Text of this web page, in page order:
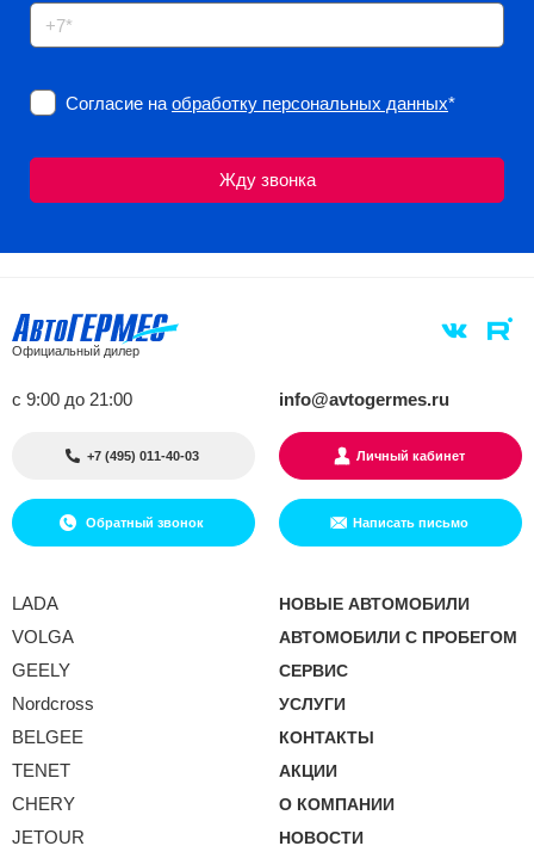
Согласие на обработку персональных данных*
Официальный дилер
с 9:00 до 21:00 info@avtogermes.ru
+7 (495) 011-40-03 Личный кабинет
Обратный звонок Написать письмо
LADA
VOLGA
GEELY
Nordcross
BELGEE
TENET
CHERY
JETOUR
НОВЫЕ АВТОМОБИЛИ
АВТОМОБИЛИ С ПРОБЕГОМ
СЕРВИС
УСЛУГИ
КОНТАКТЫ
АКЦИИ
О КОМПАНИИ
НОВОСТИ